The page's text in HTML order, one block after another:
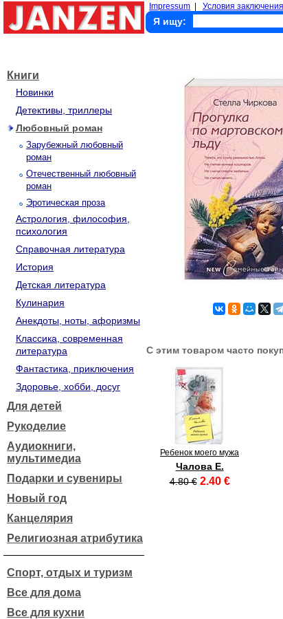
Impressum Условия
Я ищу:
Книги
Новинки
Детективы, триллеры
Любовный роман
Зарубежный любовный
роман
Отечественный любовный
роман
Эротическая проза
Астрология, философия,
психология
Справочная литература
История
Детская литература
Кулинария
Анекдоты, ноты, афоризмы
Классика, современная
литература
Фантастика, приключения
Здоровье, хобби, досуг
Для детей
Рукоделие
Аудиокниги,
мультимедиа
Подарки и сувениры
Новый год
Канцелярия
Религиозная атрибутика
Спорт, отдых и туризм
Все для дома
Все для кухни
С этим товаром часто
Ребенок моего мужа
Чалова Е.
4.80 € 2.40 €